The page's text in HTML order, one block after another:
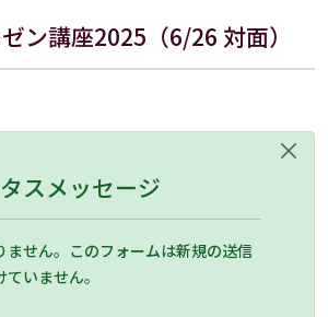
ン講座2025（6/26 対面）
スメッセージ
ません。このフォームは新規の送信
いません。